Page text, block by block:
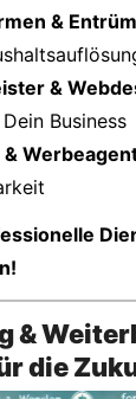
&
&
Business
&
die